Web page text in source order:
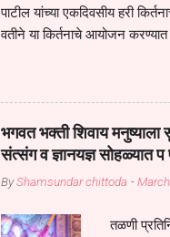
पाटील यांच्या एकदिवसीय हरी
वतीने या किर्तनाचे आयोजन
जातीच्या परीक्षेचा काळ आहे
महामारीतून जर आपल्याला वाचायचे
सप्रदायच खूप मोठा आधार आहे
गरजा कीती कमी आहेत यांची
आधार असते परतू आज काल तीच
भगवत भक्ती शिवाय मनुष्याला
संत्संग व ज्ञानयज्ञ सोहळ्यात
ByShamsundar chittoda -
तळणी